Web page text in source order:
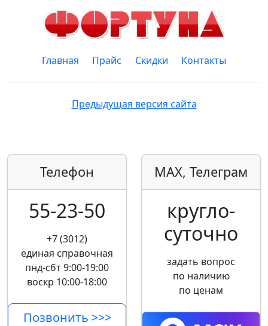
Главная Прайс Скидки Контакты
Предыдущая версия сайта
Телефон
55-23-50
+7 (3012)
единая справочная
пнд-сбт 9:00-19:00
воскр 10:00-18:00
Позвонить >>>
MAX, Телеграм
кругло­
суточно
задать вопрос
по наличию
по ценам